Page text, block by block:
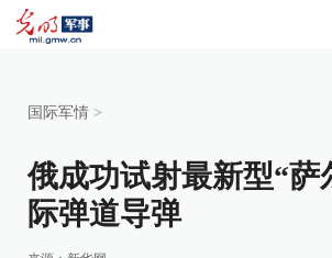
国际军情 >
俄成功试射最新型“萨
际弹道导弹